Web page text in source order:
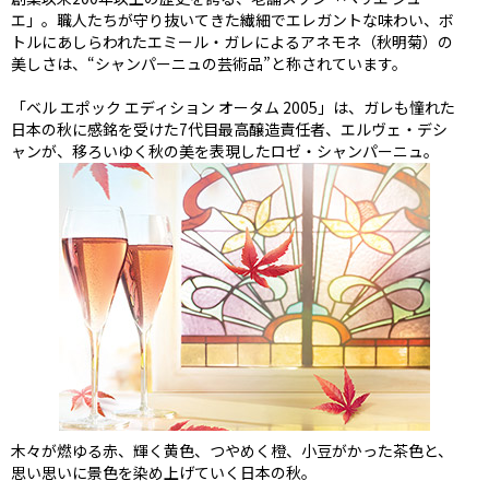
エ」。職人たちが守り抜いてきた繊細でエレガントな味わい、ボ
トルにあしらわれたエミール・ガレによるアネモネ（秋明菊）の
美しさは、“シャンパーニュの芸術品”と称されています。
「ベル エポック エディション オータム 2005」は、ガレも憧れた
日本の秋に感銘を受けた7代目最高醸造責任者、エルヴェ・デシ
ャンが、移ろいゆく秋の美を表現したロゼ・シャンパーニュ。
木々が燃ゆる赤、輝く黄色、つやめく橙、小豆がかった茶色と、
思い思いに景色を染め上げていく日本の秋。